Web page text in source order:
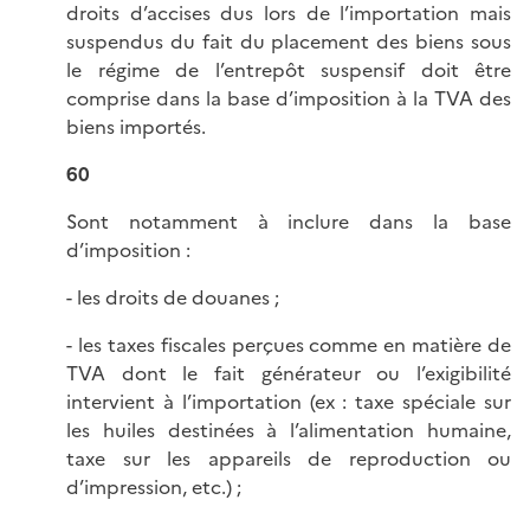
droits d’accises dus lors de l’importation mais
suspendus du fait du placement des biens sous
le régime de l’entrepôt suspensif doit être
comprise dans la base d’imposition à la TVA des
biens importés.
60
Sont notamment à inclure dans la base
d’imposition :
- les droits de douanes ;
- les taxes fiscales perçues comme en matière de
TVA dont le fait générateur ou l’exigibilité
intervient à l’importation (ex : taxe spéciale sur
les huiles destinées à l’alimentation humaine,
taxe sur les appareils de reproduction ou
d’impression, etc.) ;